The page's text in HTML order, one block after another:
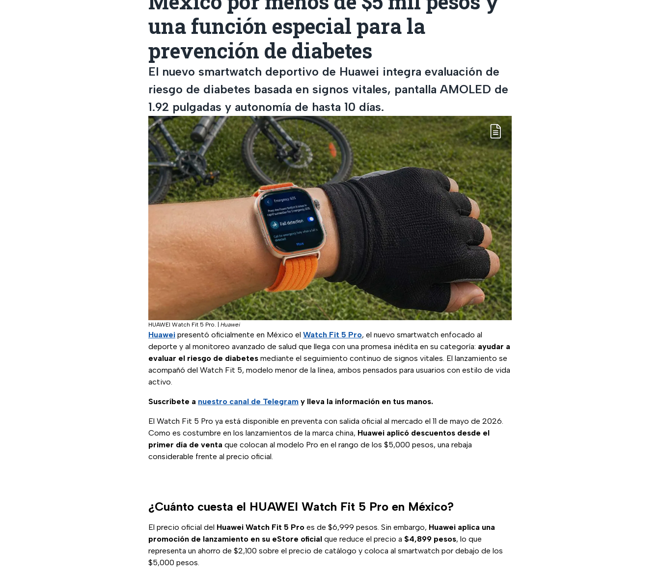
una función especial para la
prevención de diabetes
El nuevo smartwatch deportivo de Huawei integra evaluación de
riesgo de diabetes basada en signos vitales, pantalla AMOLED de
1.92 pulgadas y autonomía de hasta 10 días.
HUAWEI Watch Fit 5 Pro. Huawei
Huawei presentó oficialmente en México el Watch Fit 5 Pro, el nuevo smartwatch enfocado al
deporte y al monitoreo avanzado de salud que llega con una promesa inédita en su categoría: ayudar a
evaluar el riesgo de diabetes mediante el seguimiento continuo de signos vitales. El lanzamiento se
acompañó del Watch Fit 5, modelo menor de la línea, ambos pensados para usuarios con estilo de vida
activo.
Suscríbete a nuestro canal de Telegram y lleva la información en tus manos.
El Watch Fit 5 Pro ya está disponible en preventa con salida oficial al mercado el 11 de mayo de 2026.
Como es costumbre en los lanzamientos de la marca china, Huawei aplicó descuentos desde el
primer día de venta que colocan al modelo Pro en el rango de los $5,000 pesos, una rebaja
considerable frente al precio oficial.
¿Cuánto cuesta el HUAWEI Watch Fit 5 Pro en México?
El precio oficial del Huawei Watch Fit 5 Pro es de $6,999 pesos. Sin embargo, Huawei aplica una
promoción de lanzamiento en su eStore oficial que reduce el precio a $4,899 pesos, lo que
representa un ahorro de $2,100 sobre el precio de catálogo y coloca al smartwatch por debajo de los
$5,000 pesos.